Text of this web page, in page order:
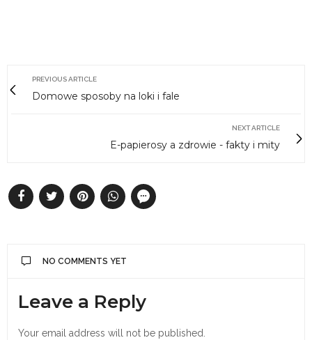
PREVIOUS ARTICLE
Domowe sposoby na loki i fale
NEXT ARTICLE
E-papierosy a zdrowie - fakty i mity
NO COMMENTS YET
Leave a Reply
Your email address will not be published.